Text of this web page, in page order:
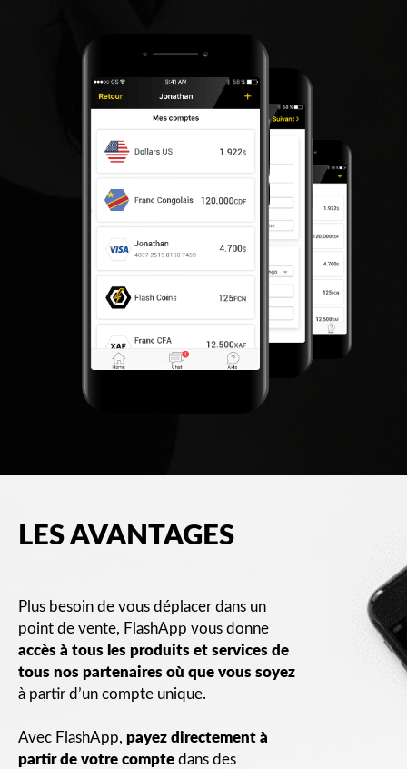
LES AVANTAGES
Plus besoin de vous déplacer dans un
point de vente, FlashApp vous donne
accès à tous les produits et services de
tous nos partenaires où que vous soyez
à partir d’un compte unique.
Avec FlashApp, payez directement à
partir de votre compte dans des